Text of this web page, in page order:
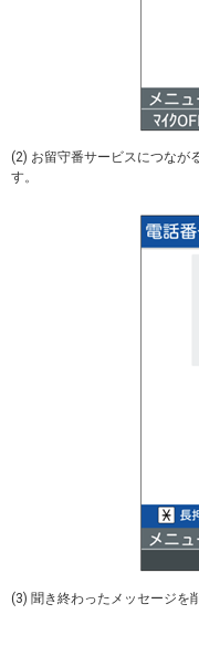
(2) お留守番サービスにつなが
す。
(3) 聞き終わったメッセージを